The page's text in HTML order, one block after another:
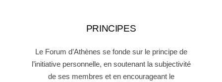
PRINCIPES
Le Forum d’Athènes se fonde sur le principe de
l’initiative personnelle, en soutenant la subjectivité
de ses membres et en encourageant le